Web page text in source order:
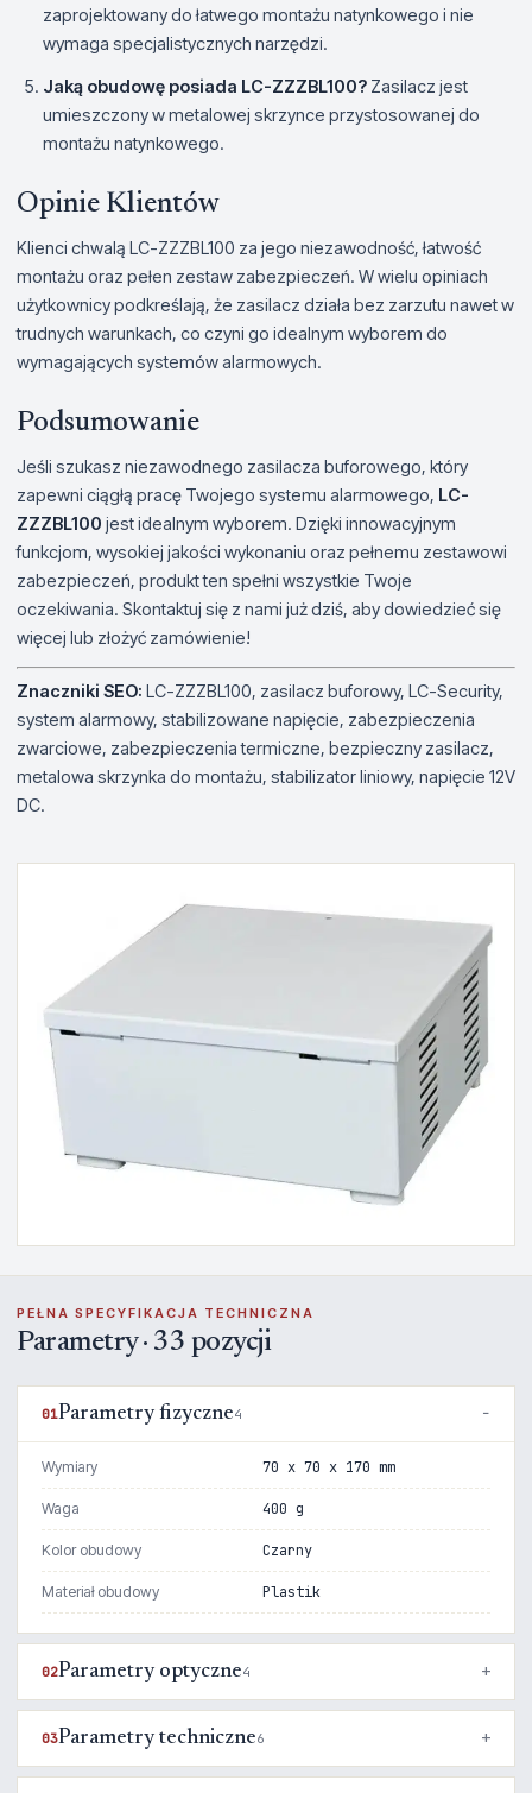
zaprojektowany do łatwego montażu natynkowego i nie
wymaga specjalistycznych narzędzi.
Jaką obudowę posiada LC-ZZZBL100? Zasilacz jest
umieszczony w metalowej skrzynce przystosowanej do
montażu natynkowego.
Opinie Klientów
Klienci chwalą LC-ZZZBL100 za jego niezawodność, łatwość
montażu oraz pełen zestaw zabezpieczeń. W wielu opiniach
użytkownicy podkreślają, że zasilacz działa bez zarzutu nawet w
trudnych warunkach, co czyni go idealnym wyborem do
wymagających systemów alarmowych.
Podsumowanie
Jeśli szukasz niezawodnego zasilacza buforowego, który
zapewni ciągłą pracę Twojego systemu alarmowego, LC-
ZZZBL100 jest idealnym wyborem. Dzięki innowacyjnym
funkcjom, wysokiej jakości wykonaniu oraz pełnemu zestawowi
zabezpieczeń, produkt ten spełni wszystkie Twoje
oczekiwania. Skontaktuj się z nami już dziś, aby dowiedzieć się
więcej lub złożyć zamówienie!
Znaczniki SEO: LC-ZZZBL100, zasilacz buforowy, LC-Security,
system alarmowy, stabilizowane napięcie, zabezpieczenia
zwarciowe, zabezpieczenia termiczne, bezpieczny zasilacz,
metalowa skrzynka do montażu, stabilizator liniowy, napięcie 12V
DC.
PEŁNA SPECYFIKACJA TECHNICZNA
Parametry · 33 pozycji
01Parametry fizyczne4
Wymiary 70 x 70 x 170 mm
Waga 400 g
Kolor obudowy Czarny
Materiał obudowy Plastik
02Parametry optyczne4
03Parametry techniczne6